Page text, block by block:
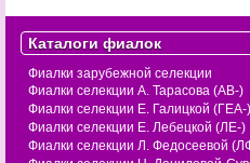
Каталоги фиалок
Фиалки зарубежной селекции
Фиалки селекции А. Тарасова (АВ-)
Фиалки селекции Е. Галицкой (ГЕА-)
Фиалки селекции Е. Лебецкой (ЛЕ-)
Фиалки селекции Л. Федосеевой